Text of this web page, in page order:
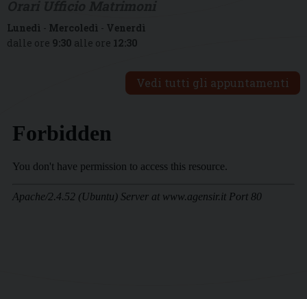
Lunedì - Mercoledì - Venerdì
dalle ore 9:30 alle ore 12:30
Vedi tutti gli appuntamenti